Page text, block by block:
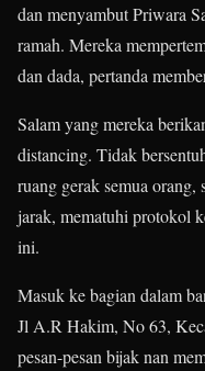
dan menyambut Priwara
ramah. Mereka
dan dada, pertanda
Salam yang mereka
distancing. Tidak
ruang gerak semua orang,
jarak, mematuhi protokol
ini.
Masuk ke bagian dalam
Jl A.R Hakim, No 63,
pesan-pesan bijak nan